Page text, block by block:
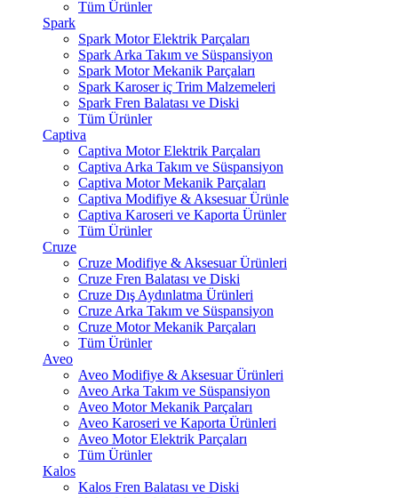
Tüm Ürünler
Spark
Spark Motor Elektrik Parçaları
Spark Arka Takım ve Süspansiyon
Spark Motor Mekanik Parçaları
Spark Karoser iç Trim Malzemeleri
Spark Fren Balatası ve Diski
Tüm Ürünler
Captiva
Captiva Motor Elektrik Parçaları
Captiva Arka Takım ve Süspansiyon
Captiva Motor Mekanik Parçaları
Captiva Modifiye & Aksesuar Ürünle
Captiva Karoseri ve Kaporta Ürünler
Tüm Ürünler
Cruze
Cruze Modifiye & Aksesuar Ürünleri
Cruze Fren Balatası ve Diski
Cruze Dış Aydınlatma Ürünleri
Cruze Arka Takım ve Süspansiyon
Cruze Motor Mekanik Parçaları
Tüm Ürünler
Aveo
Aveo Modifiye & Aksesuar Ürünleri
Aveo Arka Takım ve Süspansiyon
Aveo Motor Mekanik Parçaları
Aveo Karoseri ve Kaporta Ürünleri
Aveo Motor Elektrik Parçaları
Tüm Ürünler
Kalos
Kalos Fren Balatası ve Diski